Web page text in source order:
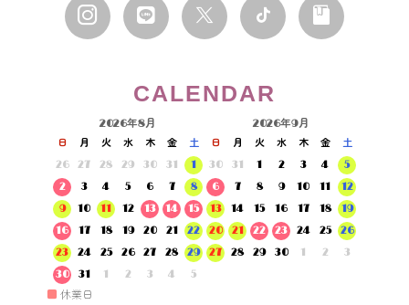
CALENDAR
2026年8月
日 月 火 水 木 金
土
26
27 28 29 30 31
1
2
3 4 5 6 7
8
9
10 11 12 13 14
15
16
17 18 19 20 21
22
23
24 25 26 27 28
29
30
31 1 2 3 4 5
2026年9月
日 月 火 水 木 金
土
30
31 1 2 3 4
5
6
7 8 9 10 11
12
13
14 15 16 17 18
19
20
21 22 23 24 25
26
27
28 29 30 1 2 3
■ 休業日